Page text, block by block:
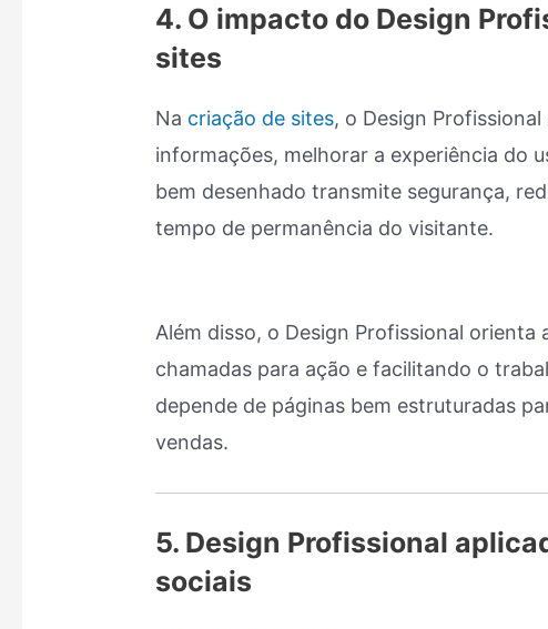
4. O impacto do Design
sites
Na criação de sites, o Design
informações, melhorar a experiência do
bem desenhado transmite segurança,
tempo de permanência do visitante.
Além disso, o Design Profissional orienta
chamadas para ação e facilitando o
depende de páginas bem estruturadas
vendas.
5. Design Profissional
sociais